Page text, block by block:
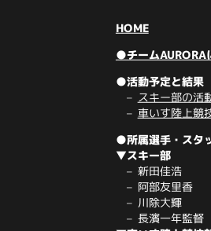
HOME
●チームAURORA
●活動予定と結果
スキー部の活
車いす陸上競
●所属選手・スタ
▼スキー部
新田佳浩
阿部友里香
川除大輝
長濱一年監督